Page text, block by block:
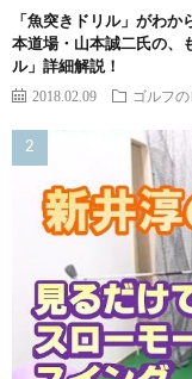
「魚突きドリル」がわ
本道場・山本誠二氏の、
ル」詳細解説！
2018.02.09 ゴルフ